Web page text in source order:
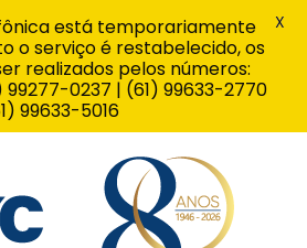
está temporariamente
o serviço é restabelecido, os
realizados pelos números:
99277-0237 | (61) 99633-2770
99633-5016
X